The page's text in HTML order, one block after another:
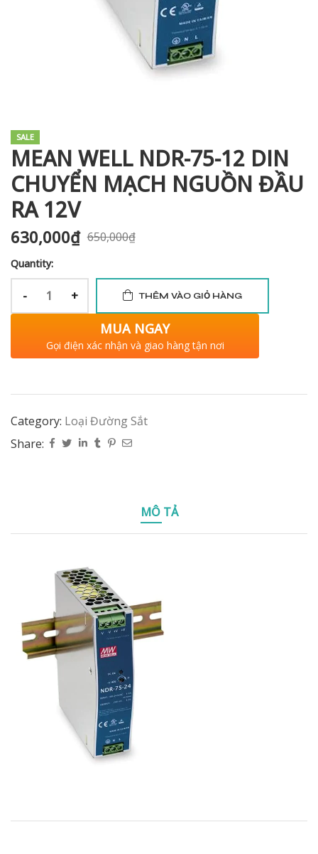
SALE
MEAN WELL NDR-75-12 DIN
CHUYỂN MẠCH NGUỒN ĐẦU
RA 12V
650,000₫
630,000₫
Quantity:
- + THÊM VÀO GIỎ HÀNG
MUA NGAY
Gọi điện xác nhận và giao hàng tận nơi
Category: Loại Đường Sắt
Share:
MÔ TẢ